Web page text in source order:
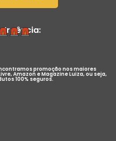
promoção nos maiores
Amazon e Magazine Luiza, ou seja,
100% seguros.